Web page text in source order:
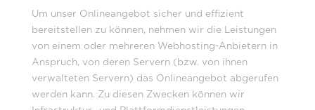
Um unser Onlineangebot sicher und effizient
bereitstellen zu können, nehmen wir die Leistungen
von einem oder mehreren Webhosting-Anbietern in
Anspruch, von deren Servern (bzw. von ihnen
verwalteten Servern) das Onlineangebot abgerufen
werden kann. Zu diesen Zwecken können wir